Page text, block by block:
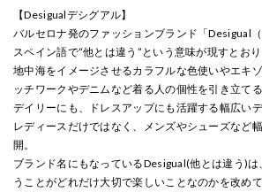
【Desigualデシグアル】
バルセロナ発のファッションブランド「Desigual（
スペイン語で“他とは違う”という意味が現すとお
地中海をイメージさせるカラフルな色使いやエキ
ッチワークやデニムなど着る人の個性を引き立て
デイリーにも、ドレスアップにも活躍する幅広いデ
レディースだけではなく、メンズやシューズなど
開。
ブランド名にもなっているDesigual(他とは違う)
うことがどれだけ大切で楽しいことなのかを改め